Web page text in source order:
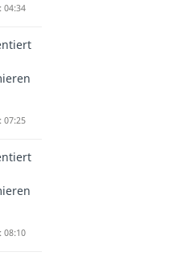
04:34
07:25
08:10